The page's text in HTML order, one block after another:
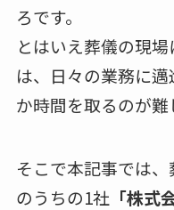
ろです。
とはいえ葬儀の現
は、日々の業務に
か時間を取るのが難
そこで本記事では
のうちの1社 「株式